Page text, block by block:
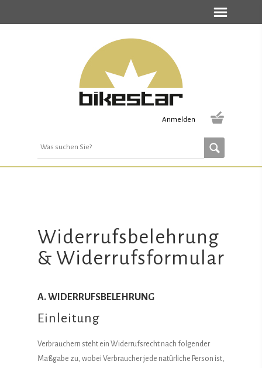
Anmelden
Widerrufsbelehrung
& Widerrufsformular
A. WIDERRUFSBELEHRUNG
Einleitung
Verbrauchern steht ein Widerrufsrecht nach folgender
Maßgabe zu, wobei Verbraucher jede natürliche Person ist,